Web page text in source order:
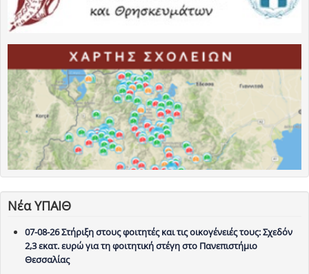
Νέα ΥΠΑΙΘ
07-08-26 Στήριξη στους φοιτητές και τις οικογένειές τους: Σχεδόν
2,3 εκατ. ευρώ για τη φοιτητική στέγη στο Πανεπιστήμιο
Θεσσαλίας